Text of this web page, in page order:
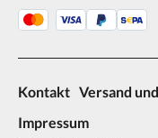
Kontakt Versand
Impressum